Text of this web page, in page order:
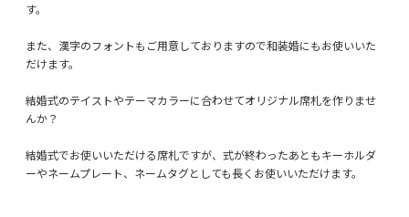
す。
また、漢字のフォントもご用意しておりますので和装婚にもお使いいた
だけます。
結婚式のテイストやテーマカラーに合わせてオリジナル席札を作りませ
んか？
結婚式でお使いいただける席札ですが、式が終わったあともキーホルダ
ーやネームプレート、ネームタグとしても長くお使いいただけます。